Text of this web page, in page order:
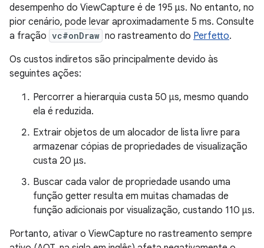
desempenho do ViewCapture é de 195 μs. No entanto, no
pior cenário, pode levar aproximadamente 5 ms. Consulte
a fração vc#onDraw no rastreamento do Perfetto.
Os custos indiretos são principalmente devido às
seguintes ações:
Percorrer a hierarquia custa 50 μs, mesmo quando
ela é reduzida.
Extrair objetos de um alocador de lista livre para
armazenar cópias de propriedades de visualização
custa 20 μs.
Buscar cada valor de propriedade usando uma
função getter resulta em muitas chamadas de
função adicionais por visualização, custando 110 μs.
Portanto, ativar o ViewCapture no rastreamento sempre